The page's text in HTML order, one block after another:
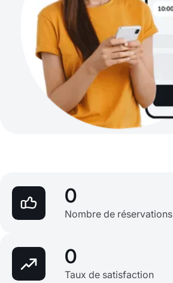
0
Nombre de réservations
0
Taux de satisfaction